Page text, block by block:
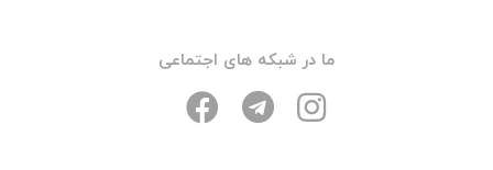
ما در شبکه های اجتماعی